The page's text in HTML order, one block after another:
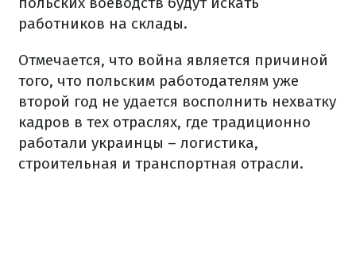
работников на склады.
Отмечается, что война является причиной
того, что польским работодателям уже
второй год не удается восполнить нехватку
кадров в тех отраслях, где традиционно
работали украинцы – логистика,
строительная и транспортная отрасли.